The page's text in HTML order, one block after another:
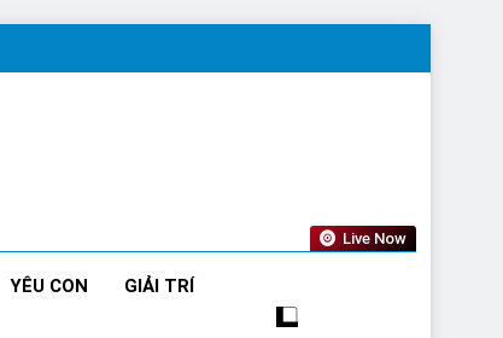
Live Now
YÊU CON GIẢI TRÍ